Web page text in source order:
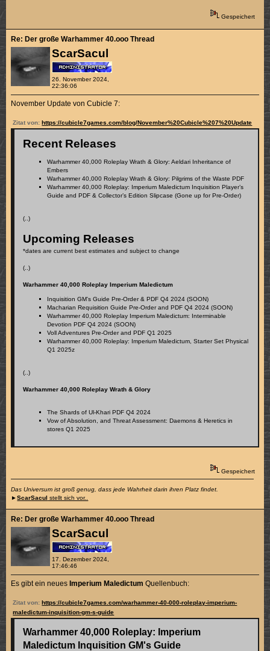
Gespeichert
ScarSacul
26. November 2024,
22:36:06
Re: Der große Warhammer 40.ooo Thread
November Update von Cubicle 7:
Zitat von:https://cubicle7games.com/blog/November%20Cubicle%207%20Update
Recent Releases
Warhammer 40,000 Roleplay Wrath & Glory: Aeldari Inheritance of
Embers
Warhammer 40,000 Roleplay Wrath & Glory: Pilgrims of the Waste PDF
Warhammer 40,000 Roleplay: Imperium Maledictum Inquisition Player’s
Guide and PDF & Collector’s Edition Slipcase (Gone up for Pre-Order)
(..)
Upcoming Releases
*dates are current best estimates and subject to change
(..)
Warhammer 40,000 Roleplay Imperium Maledictum
Inquisition GM’s Guide Pre-Order & PDF Q4 2024 (SOON)
Macharian Requisition Guide Pre-Order and PDF Q4 2024 (SOON)
Warhammer 40,000 Roleplay Imperium Maledictum: Interminable
Devotion PDF Q4 2024 (SOON)
Voll Adventures Pre-Order and PDF Q1 2025
Warhammer 40,000 Roleplay: Imperium Maledictum, Starter Set Physical
Q1 2025z
(..)
Warhammer 40,000 Roleplay Wrath & Glory
The Shards of Ul-Khari PDF Q4 2024
Vow of Absolution, and Threat Assessment: Daemons & Heretics in
stores Q1 2025
Gespeichert
Das Universum ist groß genug, dass jede Wahrheit darin ihren Platz findet.
►ScarSacul stellt sich vor..
ScarSacul
17. Dezember 2024,
17:46:46
Re: Der große Warhammer 40.ooo Thread
Es gibt ein neuesImperium Maledictum Quellenbuch:
Zitat von:https://cubicle7games.com/warhammer-40-000-roleplay-imperium-
maledictum-inquisition-gm-s-guide
Warhammer 40,000 Roleplay: Imperium
Maledictum Inquisition GM's Guide